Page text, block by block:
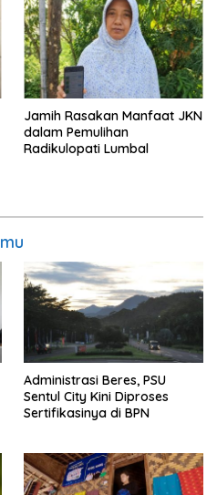
Jamih Rasakan Manfaat JKN
dalam Pemulihan
Radikulopati Lumbal
Administrasi Beres, PSU
Sentul City Kini Diproses
Sertifikasinya di BPN